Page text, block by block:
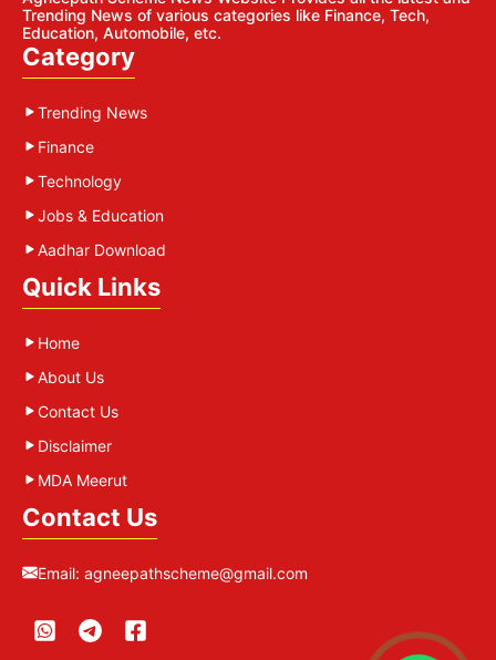
Trending News of various categories like Finance, Tech,
Education, Automobile, etc.
Category
Trending News
Finance
Technology
Jobs & Education
Aadhar Download
Quick Links
Home
About Us
Contact Us
Disclaimer
MDA Meerut
Contact Us
Email: agneepathscheme@gmail.com